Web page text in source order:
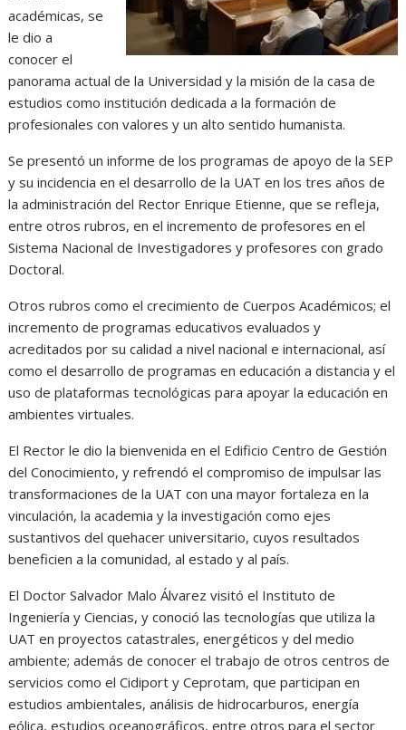
académicas, se
le dio a
conocer el
panorama actual de la Universidad y la misión de la casa de
estudios como institución dedicada a la formación de
profesionales con valores y un alto sentido humanista.
Se presentó un informe de los programas de apoyo de la SEP
y su incidencia en el desarrollo de la UAT en los tres años de
la administración del Rector Enrique Etienne, que se refleja,
entre otros rubros, en el incremento de profesores en el
Sistema Nacional de Investigadores y profesores con grado
Doctoral.
Otros rubros como el crecimiento de Cuerpos Académicos; el
incremento de programas educativos evaluados y
acreditados por su calidad a nivel nacional e internacional, así
como el desarrollo de programas en educación a distancia y el
uso de plataformas tecnológicas para apoyar la educación en
ambientes virtuales.
El Rector le dio la bienvenida en el Edificio Centro de Gestión
del Conocimiento, y refrendó el compromiso de impulsar las
transformaciones de la UAT con una mayor fortaleza en la
vinculación, la academia y la investigación como ejes
sustantivos del quehacer universitario, cuyos resultados
beneficien a la comunidad, al estado y al país.
El Doctor Salvador Malo Álvarez visitó el Instituto de
Ingeniería y Ciencias, y conoció las tecnologías que utiliza la
UAT en proyectos catastrales, energéticos y del medio
ambiente; además de conocer el trabajo de otros centros de
servicios como el Cidiport y Ceprotam, que participan en
estudios ambientales, análisis de hidrocarburos, energía
eólica, estudios oceanográficos, entre otros para el sector